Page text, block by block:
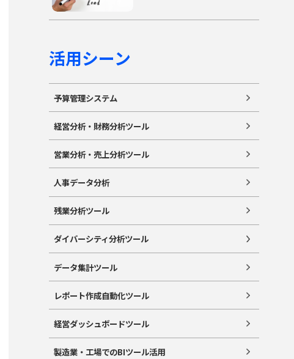
活用シーン
予算管理システム
経営分析・財務分析ツール
営業分析・売上分析ツール
人事データ分析
残業分析ツール
ダイバーシティ分析ツール
データ集計ツール
レポート作成自動化ツール
経営ダッシュボードツール
製造業・工場でのBIツール活用